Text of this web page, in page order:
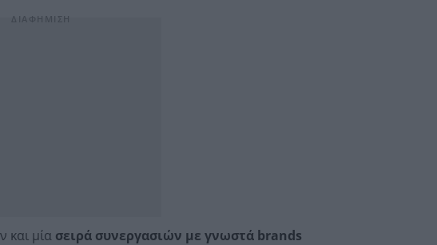
και μία σειρά συνεργασιών με γνωστά brands